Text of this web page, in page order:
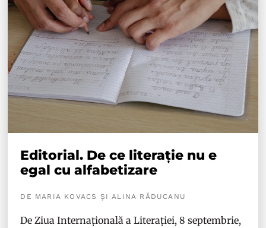
Editorial. De ce literație nu e
egal cu alfabetizare
DE MARIA KOVACS ȘI ALINA RĂDUCANU
De Ziua Internațională a Literației, 8 septembrie,